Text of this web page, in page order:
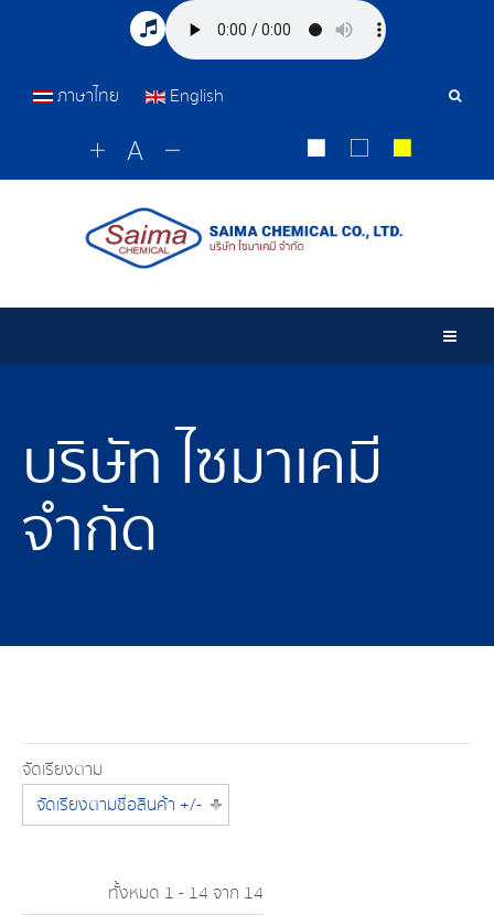
เครื่อ
ภาษาไทย English
บริษัท ไซมาเคมี
จำกัด
จัดเรียงตาม
จัดเรียงตามชื่อสินค้า +/-
ทั้งหมด 1 - 14 จาก 14